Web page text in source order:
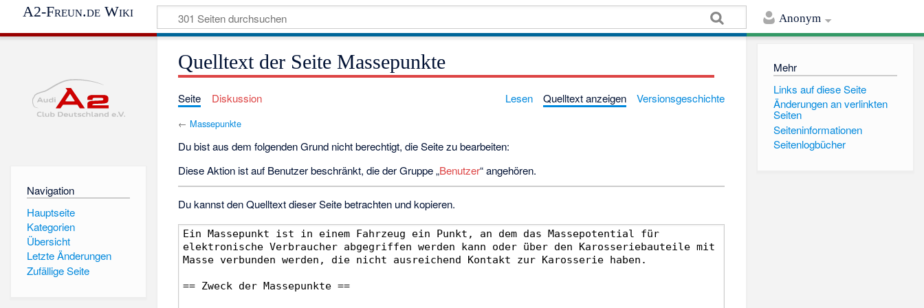
Anonym
A2-Freun.de Wiki
Navigation
Hauptseite
Kategorien
Übersicht
Letzte Änderungen
Zufällige Seite
Mehr
Links auf diese Seite
Änderungen an verlinkten
Seiten
Seiten­informationen
Seitenlogbücher
Quelltext der Seite Massepunkte
Seite Diskussion Lesen Quelltext anzeigen Versionsgeschichte
← Massepunkte
Du bist aus dem folgenden Grund nicht berechtigt, die Seite zu bearbeiten:
Diese Aktion ist auf Benutzer beschränkt, die der Gruppe „Benutzer“ angehören.
Du kannst den Quelltext dieser Seite betrachten und kopieren.